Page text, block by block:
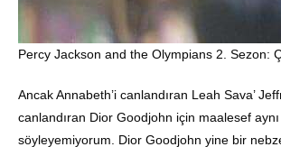
Percy Jackson and the Olympians 2. Sezon:
Ancak Annabeth’i canlandıran Leah Sava’
canlandıran Dior Goodjohn için maalesef
söyleyemiyorum
Dior Goodjohn yine bir